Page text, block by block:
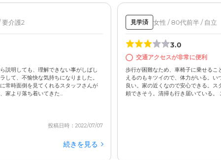
介護2
説明しても、理解できない事がしばし
して、不愉快な気持ちになりました。
常時面倒を見てくれるスタッフさんが
家より落ち着いてきた...
投稿日時：2022/07/07
続きを見る
見学済 女性 / 80代前半 / 自立
3.0
交通アクセスが非常に便利
歩行が困難なため、車椅子に乗せるこ
えるのもキツイので、体力がいる。
良い。家の近くなので安心できる。
頼できそう。清掃も行き届いている。